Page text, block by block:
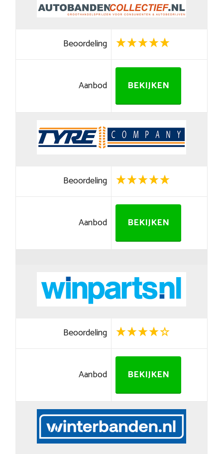
Beoordeling
Aanbod BEKIJKEN
Beoordeling
Aanbod BEKIJKEN
Beoordeling
Aanbod BEKIJKEN